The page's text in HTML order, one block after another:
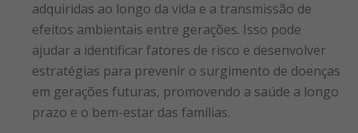
adquiridas ao longo da vida e a transmissão de
efeitos ambientais entre gerações. Isso pode
ajudar a identificar fatores de risco e desenvolver
estratégias para prevenir o surgimento de doenças
em gerações futuras, promovendo a saúde a longo
prazo e o bem-estar das famílias.